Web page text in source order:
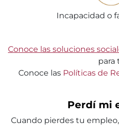
Incapacidad o
Conoce las soluciones
para
Conoce las Políticas de
Perdí mi
Cuando pierdes tu